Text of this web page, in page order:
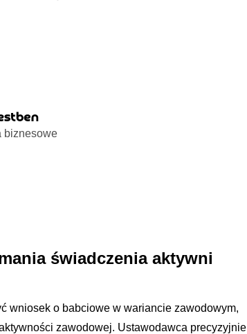
biznesowe
świadczenia aktywni
wniosek o babciowe w wariancie zawodowym,
zawodowej. Ustawodawca precyzyjnie